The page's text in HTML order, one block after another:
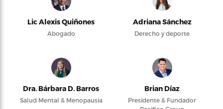
Lic Alexis Quiñones
Abogado
Adriana Sánchez
Derecho y deporte
Dra. Bárbara D. Barros
Salud Mental & Menopausia
Brian Díaz
Presidente & Fundador